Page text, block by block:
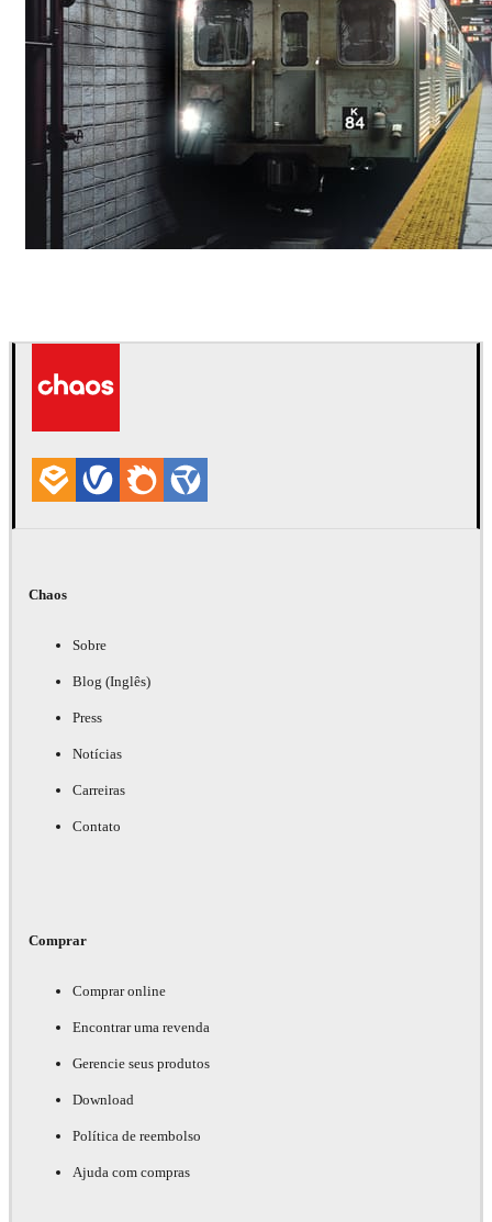
Chaos
Sobre
Blog (Inglês)
Press
Notícias
Carreiras
Contato
Comprar
Comprar online
Encontrar uma revenda
Gerencie seus produtos
Download
Política de reembolso
Ajuda com compras